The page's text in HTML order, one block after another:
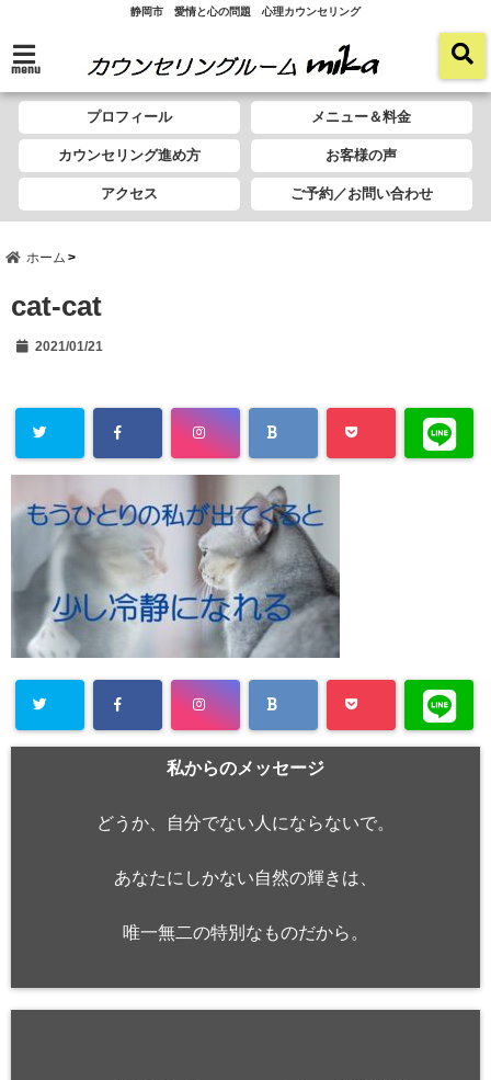
静岡市 愛情と心の問題 心理カウンセリング
menu
プロフィール メニュー＆料金
カウンセリング進め方 お客様の声
アクセス ご予約／お問い合わせ
ホーム
cat-cat
2021/01/21
私からのメッセージ
どうか、自分でない人にならないで。
あなたにしかない自然の輝きは、
唯一無二の特別なものだから。